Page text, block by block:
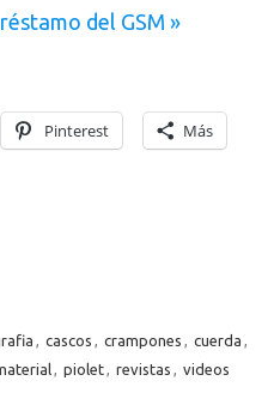
del GSM »
Pinterest Más
, cascos , crampones , cuerda ,
, piolet, revistas , videos